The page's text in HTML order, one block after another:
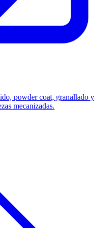
powder coat, granallado y
mecanizadas.